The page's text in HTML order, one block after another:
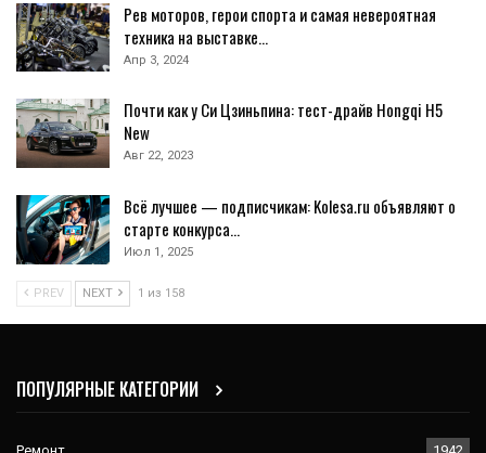
Рев моторов, герои спорта и самая невероятная
техника на выставке…
Апр 3, 2024
Почти как у Си Цзиньпина: тест-драйв Hongqi H5
New
Авг 22, 2023
Всё лучшее — подписчикам: Kolesa.ru объявляют о
старте конкурса…
Июл 1, 2025
PREV NEXT 1 из 158
ПОПУЛЯРНЫЕ КАТЕГОРИИ